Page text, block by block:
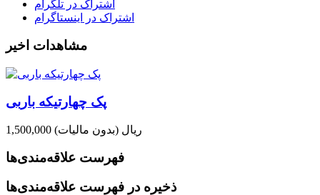
اشتراک در تلگرام
اشتراک در اینستاگرام
مشاهدات اخیر
پک چهارتیکه باربی
1,500,000 ریال (بدون مالیات)
فهرست علاقه‌مندی‌ها
ذخیره در فهرست علاقه‌مندی‌ها